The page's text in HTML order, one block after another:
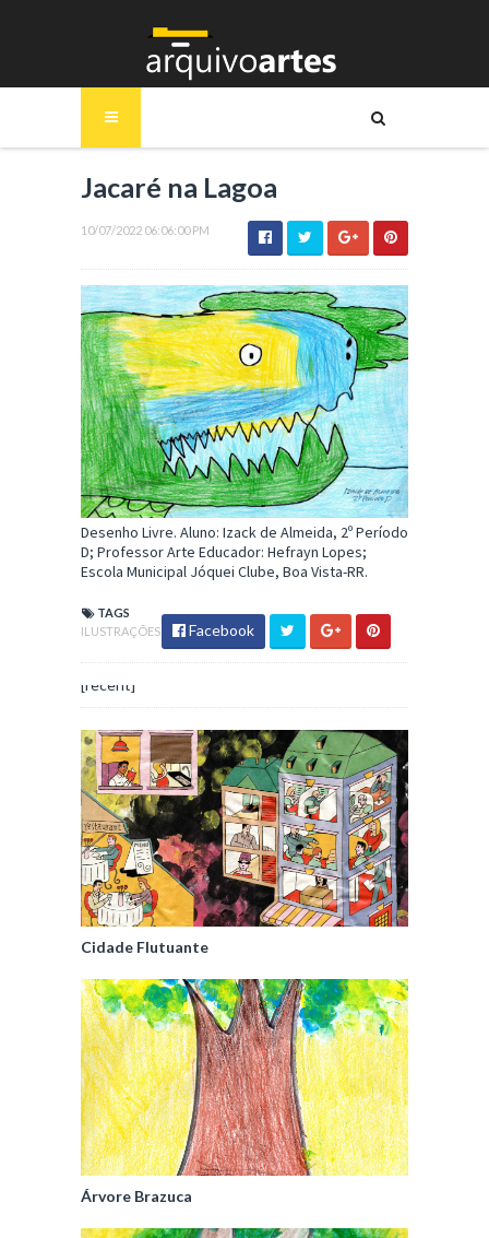
Jacaré na Lagoa
10/07/2022 06:06:00 PM
Desenho Livre. Aluno: Izack de Almeida, 2º Período
D; Professor Arte Educador: Hefrayn Lopes;
Escola Municipal Jóquei Clube, Boa Vista-RR.
TAGS
ILUSTRAÇÕES
Facebook
[recent]
Cidade Flutuante
Árvore Brazuca